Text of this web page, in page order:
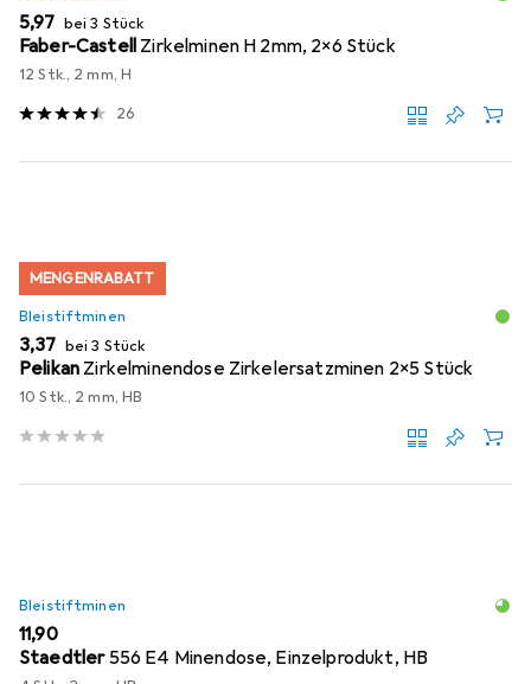
EUR
5,97 bei 3 Stück
Faber-Castell Zirkelminen H 2mm, 2x6 Stück
12 Stk., 2 mm, H
26
MENGENRABATT
Bleistiftminen
EUR
3,37 bei 3 Stück
Pelikan Zirkelminendose Zirkelersatzminen 2x5 Stück
10 Stk., 2 mm, HB
Bleistiftminen
EUR
11,90
Staedtler556 E4 Minendose, Einzelprodukt, HB